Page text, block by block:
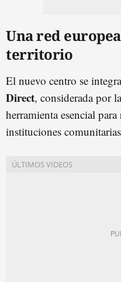
Una red
territorio
El nuevo centro se
Direct, considerada por
herramienta esencial
instituciones